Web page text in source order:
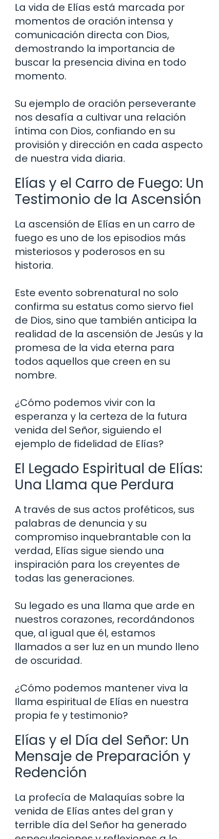
La vida de Elías está marcada por
momentos de oración intensa y
comunicación directa con Dios,
demostrando la importancia de
buscar la presencia divina en todo
momento.
Su ejemplo de oración perseverante
nos desafía a cultivar una relación
íntima con Dios, confiando en su
provisión y dirección en cada aspecto
de nuestra vida diaria.
Elías y el Carro de Fuego: Un
Testimonio de la Ascensión
La ascensión de Elías en un carro de
fuego es uno de los episodios más
misteriosos y poderosos en su
historia.
Este evento sobrenatural no solo
confirma su estatus como siervo fiel
de Dios, sino que también anticipa la
realidad de la ascensión de Jesús y la
promesa de la vida eterna para
todos aquellos que creen en su
nombre.
¿Cómo podemos vivir con la
esperanza y la certeza de la futura
venida del Señor, siguiendo el
ejemplo de fidelidad de Elías?
El Legado Espiritual de Elías:
Una Llama que Perdura
A través de sus actos proféticos, sus
palabras de denuncia y su
compromiso inquebrantable con la
verdad, Elías sigue siendo una
inspiración para los creyentes de
todas las generaciones.
Su legado es una llama que arde en
nuestros corazones, recordándonos
que, al igual que él, estamos
llamados a ser luz en un mundo lleno
de oscuridad.
¿Cómo podemos mantener viva la
llama espiritual de Elías en nuestra
propia fe y testimonio?
Elías y el Día del Señor: Un
Mensaje de Preparación y
Redención
La profecía de Malaquías sobre la
venida de Elías antes del gran y
terrible día del Señor ha generado